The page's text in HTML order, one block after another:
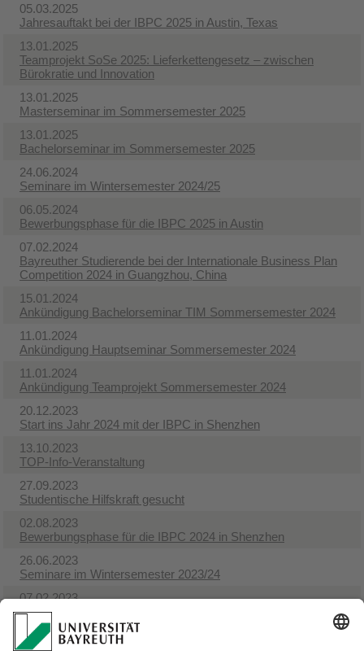
05.03.2025
Jahresauftakt bei der IBPC 2025 in Austin, Texas
13.01.2025
Teamprojekt SoSe 2025: Lieferkettengesetz – zwischen
Bürokratie und Innovation
13.01.2025
Masterseminar im Sommersemester 2025
13.01.2025
Bachelorseminar im Sommersemester 2025
24.06.2024
Seminare im Wintersemester 2024/25
06.05.2024
Bewerbungsphase für die IBPC 2025 in Austin
07.02.2024
Bayreuther Studierende bei der Internationale Business Plan
Competition 2024 in Guangzhou, China
15.01.2024
Ankündigung Bachelorseminar TIM Sommersemester 2024
11.01.2024
Ankündigung Hauptseminar Sommersemester 2024
11.01.2024
Ankündigung Teamprojekt Sommersemester 2024
20.12.2023
Start ins Jahr 2024 mit der IBPC in Shenzhen
13.10.2023
TOP-Info-Veranstaltung
27.09.2023
Studentische Hilfskraft gesucht
02.08.2023
Bewerbungsphase für die IBPC 2024 in Shenzhen
26.06.2023
Seminare im Wintersemester 2023/24
07.02.2023
Ankündigung Teamprojekt/Fallstudie Sommersemester 2023
20.01.2023
Ankündigung IBPC 2023 Hamburg